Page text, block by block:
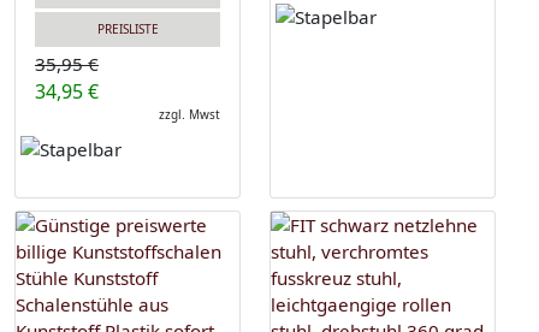
PREISLISTE
35,95 €
34,95 €
zzgl. Mwst